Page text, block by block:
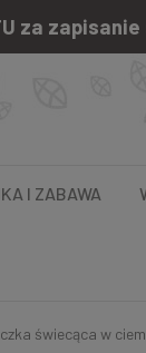
za
I ZABAWA
świecąca w